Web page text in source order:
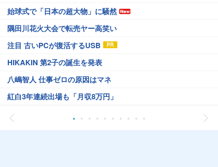
始球式で「日本の超大物」に騒然
隅田川花火大会で転売ヤー高笑い
注目 古いPCが復活するUSB
HIKAKIN 第2子の誕生を発表
八嶋智人 仕事ゼロの原因はマネ
紅白3年連続出場も「月収8万円」